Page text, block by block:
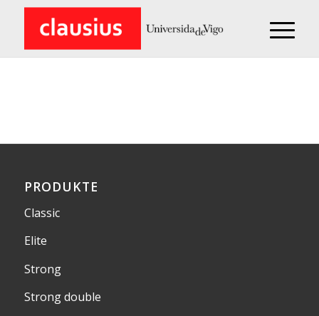
PRODUKTE
Classic
Elite
Strong
Strong double